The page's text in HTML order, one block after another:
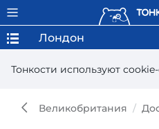
Тонкости используют
Лондон
Великобритания